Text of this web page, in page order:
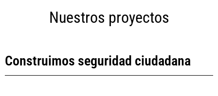
Nuestros proyectos
Construimos seguridad ciudadana